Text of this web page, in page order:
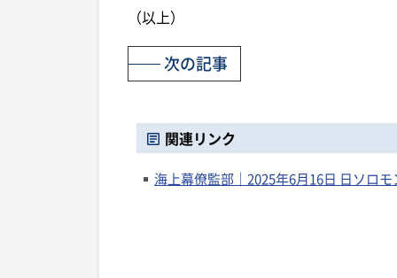
（以上）
次の記事
関連リンク
海上幕僚監部｜2025年6月16日 日ソロ